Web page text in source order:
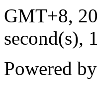
GMT+8,
second(s),
Powered by